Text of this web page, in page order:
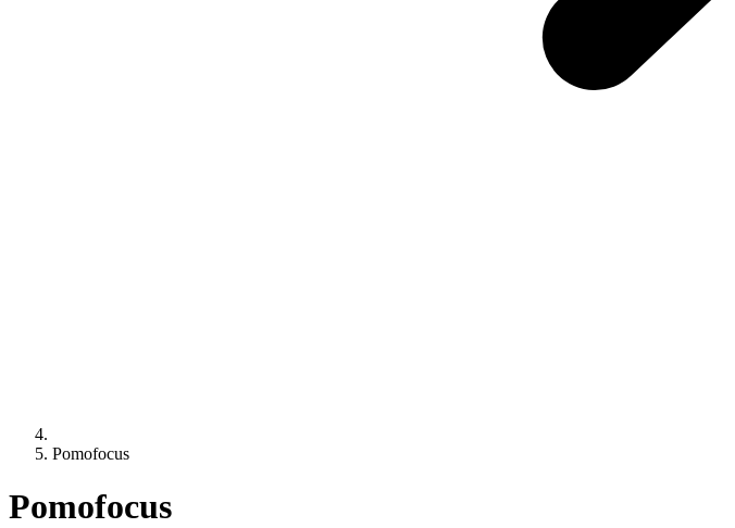
Pomofocus
Pomofocus